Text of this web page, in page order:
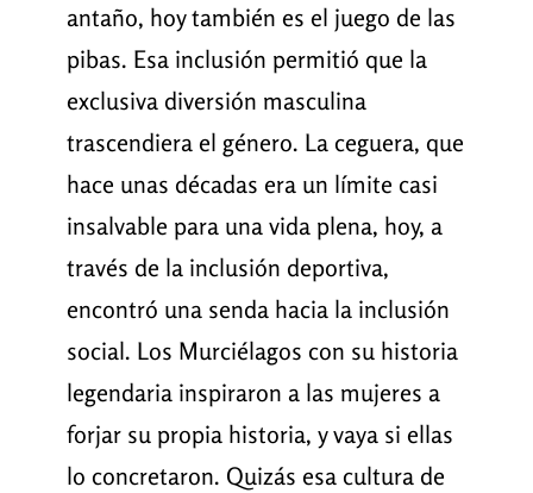
antaño, hoy también es el juego de las
pibas. Esa inclusión permitió que la
exclusiva diversión masculina
trascendiera el género. La ceguera, que
hace unas décadas era un límite casi
insalvable para una vida plena, hoy, a
través de la inclusión deportiva,
encontró una senda hacia la inclusión
social. Los Murciélagos con su historia
legendaria inspiraron a las mujeres a
forjar su propia historia, y vaya si ellas
lo concretaron. Quizás esa cultura de